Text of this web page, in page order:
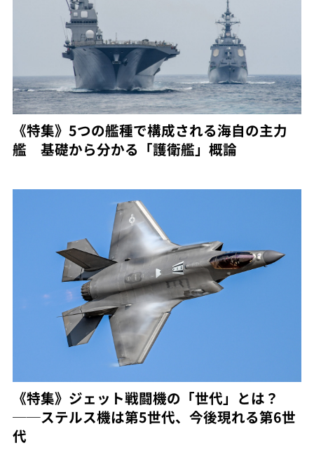
《特集》5つの艦種で構成される海自の主力
艦 基礎から分かる「護衛艦」概論
《特集》ジェット戦闘機の「世代」とは？
──ステルス機は第5世代、今後現れる第6世
代